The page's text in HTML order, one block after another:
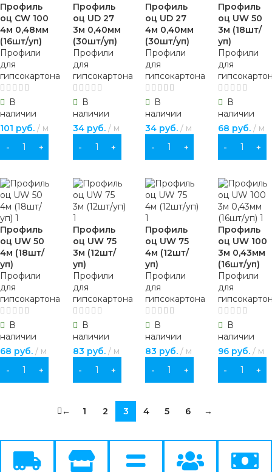
Профиль
оц CW 100
4м 0,48мм
(16шт/уп)
Профили
для
гипсокартона
В
наличии
101 руб. м
В КОРЗИНУ
Профиль
оц UD 27
3м 0,40мм
(30шт/уп)
Профили
для
гипсокартона
В
наличии
34руб. м
В КОРЗИНУ
Профиль
оц UD 27
4м 0,40мм
(30шт/уп)
Профили
для
гипсокартона
В
наличии
34 руб. м
В КОРЗИНУ
Профиль
оц UW 50
3м (18шт/
уп)
Профили
для
В
наличии
68 руб. м
В КОРЗИНУ
Профиль
оц UW 50
4м (18шт/
уп)
Профили
для
гипсокартона
В
наличии
68 руб. м
В КОРЗИНУ
Профиль
оц UW 75
3м (12шт/
уп)
Профили
для
гипсокартона
В
наличии
83 руб. м
В КОРЗИНУ
Профиль
оц UW 75
4м (12шт/
уп)
Профили
для
гипсокартона
В
наличии
83 руб. м
В КОРЗИНУ
Профиль
оц UW 100
3м 0,43мм
(16шт/уп)
Профили
для
В
наличии
96руб. м
В КОРЗИНУ
← 1 2 3 4 5 6 →